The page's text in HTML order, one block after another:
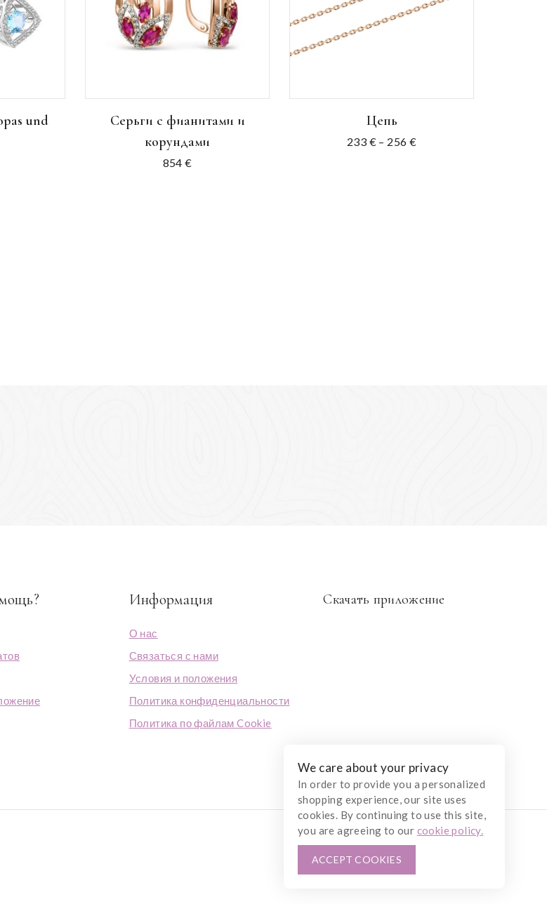
und
Серьги с фианитами и
корундами
854€
Цепь
233 € – 256 €
Информация
О нас
Связаться с нами
Условия и положения
Политика конфиденциальности
Политика по файлам Cookie
Скачать приложение
We care about your privacy
In order to provide you a personalized
shopping experience, our site uses
cookies. By continuing to use this site,
you are agreeing to our cookie policy.
ACCEPT COOKIES